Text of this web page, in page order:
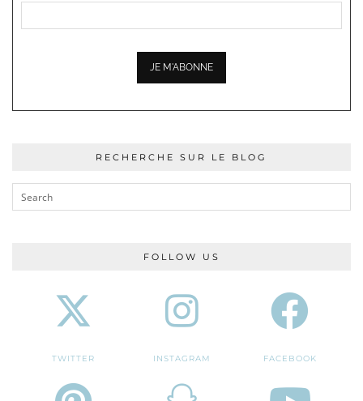
RECHERCHE SUR LE BLOG
FOLLOW US
TWITTER INSTAGRAM FACEBOOK